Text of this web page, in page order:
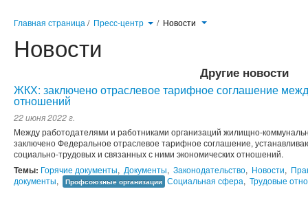
Главная страница / Пресс-центр / Новости
Новости
Другие новости
ЖКХ: заключено отраслевое тарифное соглашение
отношений
22 июня 2022 г.
Между работодателями и работниками организаций жилищно-
заключено Федеральное отраслевое тарифное соглашение,
социально-трудовых и связанных с ними экономических отношений.
Темы: Горячие документы, Документы, Законодательство, Новости,
документы, Профсоюзные организации Социальная сфера, Трудовые